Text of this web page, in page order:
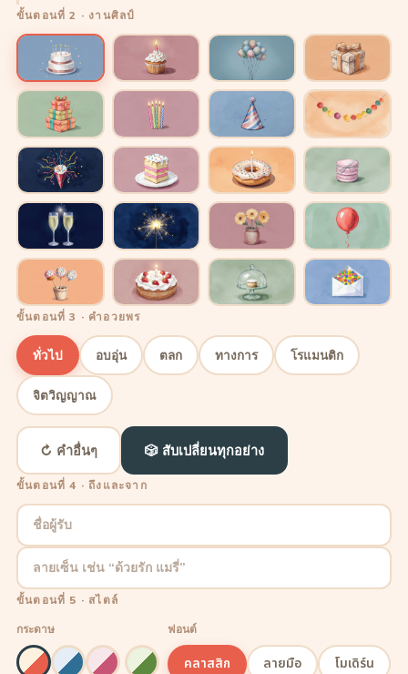
ขั้นตอนที่ 2 · งานศิลป์
ขั้นตอนที่ 3 · คำอวยพร
ทั่วไป อบอุ่น ตลก ทางการ โรแมนติก
จิตวิญญาณ
↻ คำอื่นๆ 🎲 สับเปลี่ยนทุกอย่าง
ขั้นตอนที่ 4 · ถึงและจาก
ชื่อผู้รับ
ลายเซ็น เช่น “ด้วยรัก แมรี่”
ขั้นตอนที่ 5 · สไตล์
กระดาษ
ฟอนต์
คลาสสิก ลายมือ โมเดิร์น